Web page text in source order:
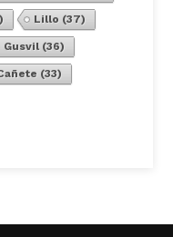
Lillo (37)
Gusvil(36)
(33)